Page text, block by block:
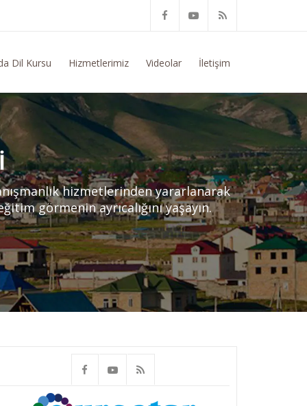
Dil Kursu Hizmetlerimiz Videolar İletişim
hizmetlerinden yararlanarak
görmenin ayrıcalığını yaşayın.